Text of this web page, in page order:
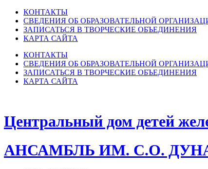
КОНТАКТЫ
СВЕДЕНИЯ ОБ ОБРАЗОВАТЕЛЬНОЙ
ЗАПИСАТЬСЯ В ТВОРЧЕСКИЕ ОБЪЕДИНЕНИЯ
КАРТА САЙТА
КОНТАКТЫ
СВЕДЕНИЯ ОБ ОБРАЗОВАТЕЛЬНОЙ
ЗАПИСАТЬСЯ В ТВОРЧЕСКИЕ ОБЪЕДИНЕНИЯ
КАРТА САЙТА
Центральный дом детей
АНСАМБЛЬ ИМ. С.О.